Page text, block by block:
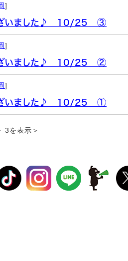
]
ざいました♪ 10/25 ③
]
ざいました♪ 10/25 ②
]
ざいました♪ 10/25 ①
3を表示＞